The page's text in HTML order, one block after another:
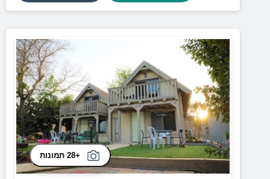
+28 תמונות